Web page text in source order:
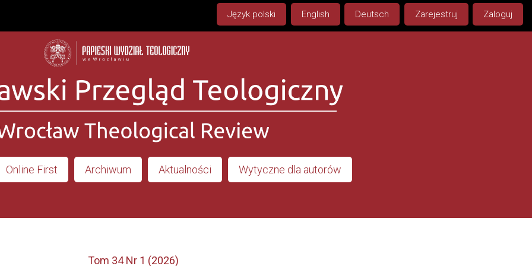
Język polski English Deutsch Zarejestruj Zaloguj
Online First Archiwum Aktualności Wytyczne dla autorów
Tom 34 Nr 1 (2026)